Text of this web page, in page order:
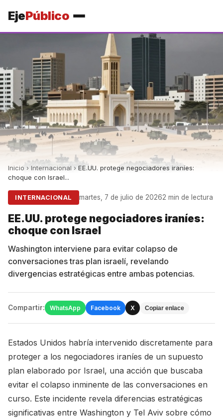
EjePúblico
Inicio › Internacional › EE.UU. protege negociadores iraníes:
choque con Israel...
INTERNACIONAL martes, 7 de julio de 20262 min de lectura
EE.UU. protege negociadores iraníes:
choque con Israel
Washington interviene para evitar colapso de
conversaciones tras plan israelí, revelando
divergencias estratégicas entre ambas potencias.
Compartir: WhatsApp Facebook X Copiar enlace
Estados Unidos habría intervenido discretamente para
proteger a los negociadores iraníes de un supuesto
plan elaborado por Israel, una acción que buscaba
evitar el colapso inminente de las conversaciones en
curso. Este incidente revela diferencias estratégicas
significativas entre Washington y Tel Aviv sobre cómo